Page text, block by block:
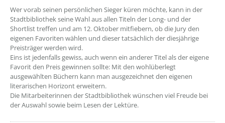
Wer vorab seinen persönlichen Sieger küren möchte, kann in der
Stadtbibliothek seine Wahl aus allen Titeln der Long- und der
Shortlist treffen und am 12. Oktober mitfiebern, ob die Jury den
eigenen Favoriten wählen und dieser tatsächlich der diesjährige
Preisträger werden wird.
Eins ist jedenfalls gewiss, auch wenn ein anderer Titel als der eigene
Favorit den Preis gewinnen sollte: Mit den wohlüberlegt
ausgewählten Büchern kann man ausgezeichnet den eigenen
literarischen Horizont erweitern.
Die Mitarbeiterinnen der Stadtbibliothek wünschen viel Freude bei
der Auswahl sowie beim Lesen der Lektüre.